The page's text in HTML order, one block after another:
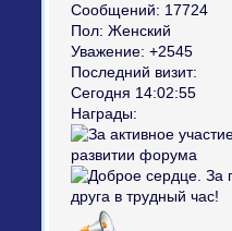
Сообщений: 17724
Пол: Женский
Уважение: +2545
Последний визит:
Сегодня 14:02:55
Награды: